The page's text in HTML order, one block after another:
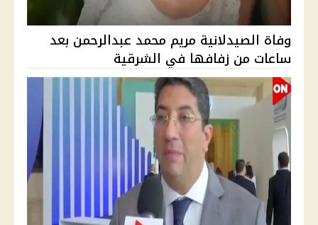
وفاة الصيدلانية مريم محمد عبدالرحمن بعد
ساعات من زفافها في الشرقية